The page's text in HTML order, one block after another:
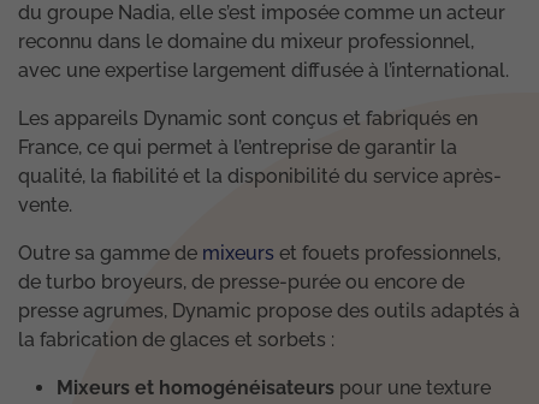
du groupe Nadia, elle s’est imposée comme un acteur
reconnu dans le domaine du mixeur professionnel,
avec une expertise largement diffusée à l’international.
Les appareils Dynamic sont conçus et fabriqués en
France, ce qui permet à l’entreprise de garantir la
qualité, la fiabilité et la disponibilité du service après-
vente.
Outre sa gamme de mixeurs et fouets professionnels,
de turbo broyeurs, de presse-purée ou encore de
presse agrumes, Dynamic propose des outils adaptés à
la fabrication de glaces et sorbets :
Mixeurs et homogénéisateurs pour une texture